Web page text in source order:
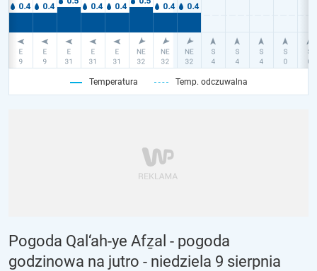
Temperatura Temp. odczuwalna
Pogoda Qal‘ah-ye Afẕal - pogoda
godzinowa na jutro - niedziela 9 sierpnia